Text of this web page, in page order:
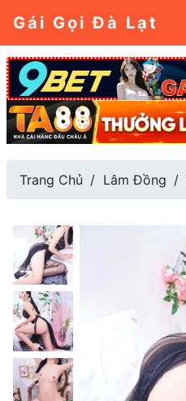
Gái Gọi Đà Lạt
Trang Chủ Lâm Đồng